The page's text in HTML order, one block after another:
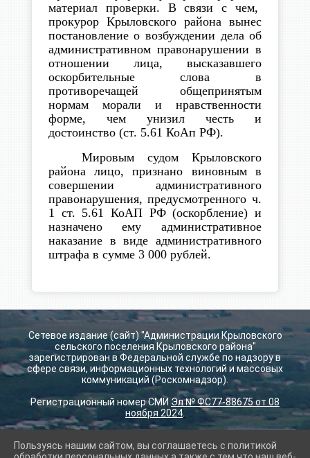
материал проверки. В связи с чем,
прокурор Крыловского района вынес
постановление о возбуждении дела об
административном правонарушении в
отношении лица, высказавшего
оскорбительные слова в
противоречащей общепринятым
нормам морали и нравственности
форме, чем унизил честь и
достоинство (ст. 5.61 КоАп РФ).
Мировым судом Крыловского
района лицо, признано виновным в
совершении административного
правонарушения, предусмотренного ч.
1 ст. 5.61 КоАП РФ (оскорбление) и
назначено ему административное
наказание в виде административного
штрафа в сумме 3 000 рублей.
Сетевое издание (сайт) "Администрации Крыловского
сельского поселения Крыловского района"
зарегистрирован в Федеральной службе по надзору в
сфере связи, информационных технологий и массовых
коммуникаций (Роскомнадзор).
Регистрационный номер СМИ Эл № ФС77-88675 от 08
ноября 2024.
Пользуясь нашим сайтом, вы соглашаетесь с политикой